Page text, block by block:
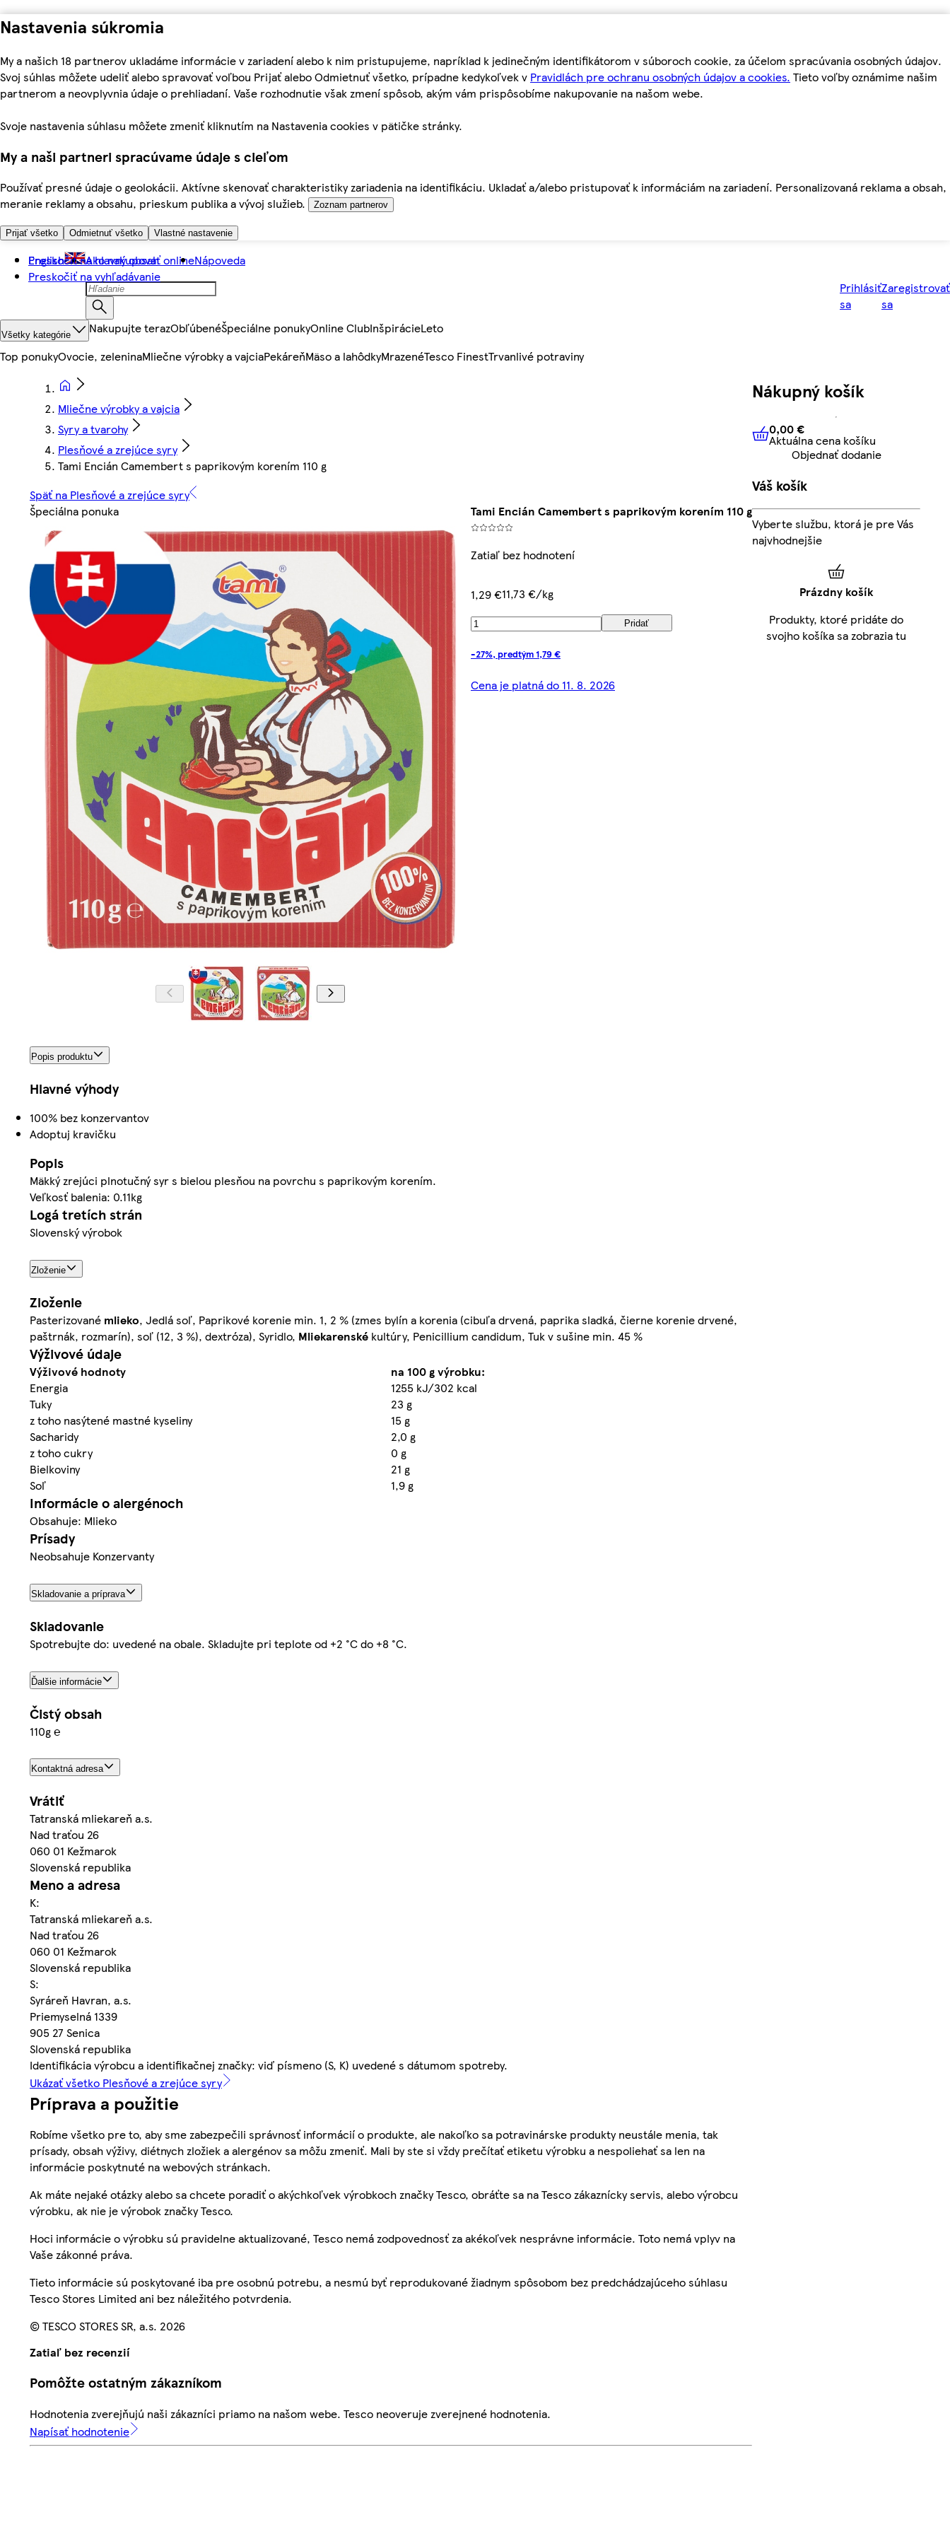
Nastavenia súkromia
My a našich 18 partnerov ukladáme informácie v zariadení alebo k nim pristupujeme, napríklad k jedinečným identifikátorom v súboroch cookie, za účelom spracúvania osobných údajov.
Svoj súhlas môžete udeliť alebo spravovať voľbou Prijať alebo Odmietnuť všetko, prípadne kedykoľvek v Pravidlách pre ochranu osobných údajov a cookies. Tieto voľby oznámime našim
partnerom a neovplyvnia údaje o prehliadaní. Vaše rozhodnutie však zmení spôsob, akým vám prispôsobíme nakupovanie na našom webe.
Svoje nastavenia súhlasu môžete zmeniť kliknutím na Nastavenia cookies v pätičke stránky.
My a naši partneri spracúvame údaje s cieľom
Používať presné údaje o geolokácii. Aktívne skenovať charakteristiky zariadenia na identifikáciu. Ukladať a/alebo pristupovať k informáciám na zariadení. Personalizovaná reklama a obsah,
meranie reklamy a obsahu, prieskum publika a vývoj služieb.
Zoznam partnerov
Prijať všetko Odmietnuť všetko Vlastné nastavenie
Preskočiť na hlavný obsah
Preskočiť na vyhľadávanie
English Ako nakupovať onlineNápoveda
Prihlásiť
sa
Zaregistrovať
sa
Všetky kategórie Nakupujte terazObľúbenéŠpeciálne ponukyOnline ClubInšpirácieLeto
Top ponukyOvocie, zeleninaMliečne výrobky a vajciaPekáreňMäso a lahôdkyMrazenéTesco FinestTrvanlivé potraviny
Mliečne výrobky a vajcia
Syry a tvarohy
Plesňové a zrejúce syry
Tami Encián Camembert s paprikovým korením 110 g
Späť na Plesňové a zrejúce syry
Špeciálna ponuka
Tami Encián Camembert s paprikovým korením 110 g
Zatiaľ bez hodnotení
1,29 €11,73 €/kg
Pridať
-27%, predtým 1,79 €
Cena je platná do 11. 8. 2026
Popis produktu
Hlavné výhody
100% bez konzervantov
Adoptuj kravičku
Popis
Mäkký zrejúci plnotučný syr s bielou plesňou na povrchu s paprikovým korením.
Veľkosť balenia: 0.11kg
Logá tretích strán
Slovenský výrobok
Zloženie
Zloženie
Pasterizované mlieko, Jedlá soľ, Paprikové korenie min. 1, 2 % (zmes bylín a korenia (cibuľa drvená, paprika sladká, čierne korenie drvené,
paštrnák, rozmarín), soľ (12, 3 %), dextróza), Syridlo, Mliekarenské kultúry, Penicillium candidum, Tuk v sušine min. 45 %
Výživové údaje
Výživové hodnoty
na 100 g výrobku:
Energia
1255 kJ/302 kcal
Tuky
23 g
z toho nasýtené mastné kyseliny
15 g
Sacharidy
2,0 g
z toho cukry
0 g
Bielkoviny
21 g
Soľ
1,9 g
Informácie o alergénoch
Obsahuje: Mlieko
Prísady
Neobsahuje Konzervanty
Skladovanie a príprava
Skladovanie
Spotrebujte do: uvedené na obale. Skladujte pri teplote od +2 °C do +8 °C.
Ďalšie informácie
Čistý obsah
110g ℮
Kontaktná adresa
Vrátiť
Tatranská mliekareň a.s.
Nad traťou 26
060 01 Kežmarok
Slovenská republika
Meno a adresa
K:
Tatranská mliekareň a.s.
Nad traťou 26
060 01 Kežmarok
Slovenská republika
S:
Syráreň Havran, a.s.
Priemyselná 1339
905 27 Senica
Slovenská republika
Identifikácia výrobcu a identifikačnej značky: viď písmeno (S, K) uvedené s dátumom spotreby.
Ukázať všetko Plesňové a zrejúce syry
Príprava a použitie
Robíme všetko pre to, aby sme zabezpečili správnosť informácií o produkte, ale nakoľko sa potravinárske produkty neustále menia, tak
prísady, obsah výživy, diétnych zložiek a alergénov sa môžu zmeniť. Mali by ste si vždy prečítať etiketu výrobku a nespoliehať sa len na
informácie poskytnuté na webových stránkach.
Ak máte nejaké otázky alebo sa chcete poradiť o akýchkoľvek výrobkoch značky Tesco, obráťte sa na Tesco zákaznícky servis, alebo výrobcu
výrobku, ak nie je výrobok značky Tesco.
Hoci informácie o výrobku sú pravidelne aktualizované, Tesco nemá zodpovednosť za akékoľvek nesprávne informácie. Toto nemá vplyv na
Vaše zákonné práva.
Tieto informácie sú poskytované iba pre osobnú potrebu, a nesmú byť reprodukované žiadnym spôsobom bez predchádzajúceho súhlasu
Tesco Stores Limited ani bez náležitého potvrdenia.
© TESCO STORES SR, a.s. 2026
Zatiaľ bez recenzií
Pomôžte ostatným zákazníkom
Hodnotenia zverejňujú naši zákazníci priamo na našom webe. Tesco neoveruje zverejnené hodnotenia.
Napísať hodnotenie
Nákupný košík
0,00 € Aktuálna cena košíku
0,00 €
Aktuálna cena košíku
Objednať dodanie
Váš košík
Vyberte službu, ktorá je pre Vás
najvhodnejšie
Prázdny košík
Produkty, ktoré pridáte do
svojho košíka sa zobrazia tu